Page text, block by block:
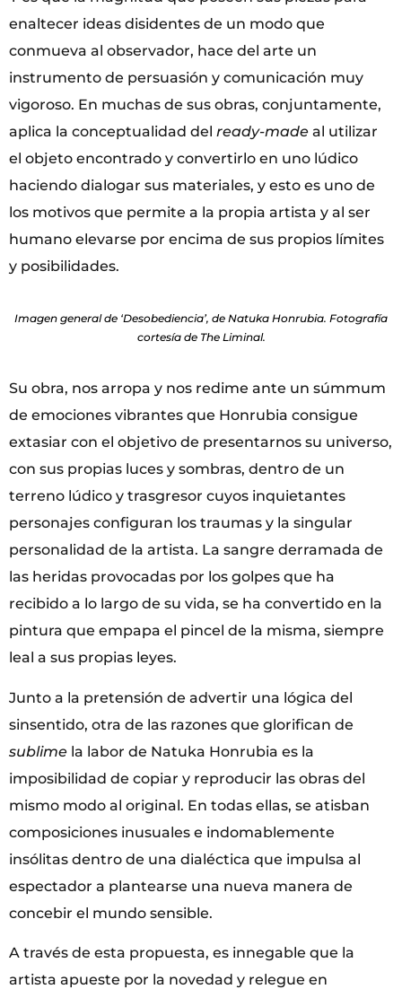
enaltecer ideas disidentes de un modo que
conmueva al observador, hace del arte un
instrumento de persuasión y comunicación muy
vigoroso. En muchas de sus obras, conjuntamente,
aplica la conceptualidad del ready-made al utilizar
el objeto encontrado y convertirlo en uno lúdico
haciendo dialogar sus materiales, y esto es uno de
los motivos que permite a la propia artista y al ser
humano elevarse por encima de sus propios límites
y posibilidades.
Imagen general de ‘Desobediencia’, de Natuka Honrubia. Fotografía
cortesía de The Liminal.
Su obra, nos arropa y nos redime ante un súmmum
de emociones vibrantes que Honrubia consigue
extasiar con el objetivo de presentarnos su universo,
con sus propias luces y sombras, dentro de un
terreno lúdico y trasgresor cuyos inquietantes
personajes configuran los traumas y la singular
personalidad de la artista. La sangre derramada de
las heridas provocadas por los golpes que ha
recibido a lo largo de su vida, se ha convertido en la
pintura que empapa el pincel de la misma, siempre
leal a sus propias leyes.
Junto a la pretensión de advertir una lógica del
sinsentido, otra de las razones que glorifican de
sublime la labor de Natuka Honrubia es la
imposibilidad de copiar y reproducir las obras del
mismo modo al original. En todas ellas, se atisban
composiciones inusuales e indomablemente
insólitas dentro de una dialéctica que impulsa al
espectador a plantearse una nueva manera de
concebir el mundo sensible.
A través de esta propuesta, es innegable que la
artista apueste por la novedad y relegue en